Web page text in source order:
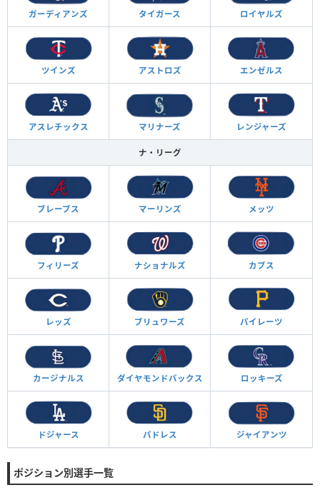
ガーディアンズ タイガース ロイヤルズ
ツインズ アストロズ エンゼルス
アスレチックス マリナーズ レンジャーズ
ナ・リーグ
ブレーブス マーリンズ メッツ
フィリーズ ナショナルズ カブス
レッズ ブリュワーズ パイレーツ
カージナルス ダイヤモンドバックス ロッキーズ
ドジャース パドレス ジャイアンツ
ポジション別選手一覧